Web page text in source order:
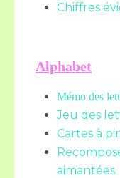
Chiffres
Alphabet
Mémo des
Jeu des
Cartes à
aimantées